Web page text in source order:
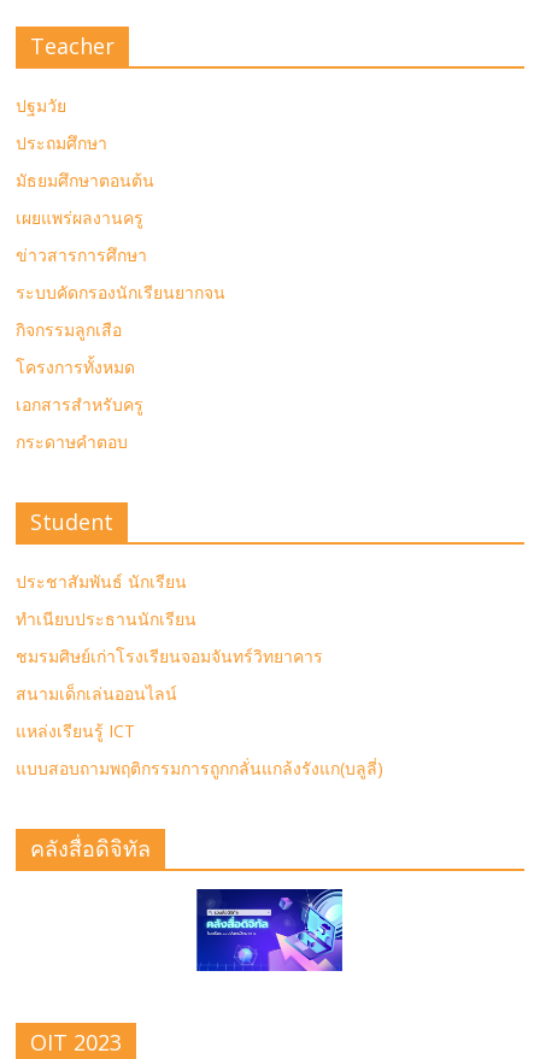
Teacher
ปฐมวัย
ประถมศึกษา
มัธยมศึกษาตอนต้น
เผยแพร่ผลงานครู
ข่าวสารการศึกษา
ระบบคัดกรองนักเรียนยากจน
กิจกรรมลูกเสือ
โครงการทั้งหมด
เอกสารสำหรับครู
กระดาษคำตอบ
Student
ประชาสัมพันธ์ นักเรียน
ทำเนียบประธานนักเรียน
ชมรมศิษย์เก่าโรงเรียนจอมจันทร์วิทยาคาร
สนามเด็กเล่นออนไลน์
แหล่งเรียนรู้ ICT
แบบสอบถามพฤติกรรมการถูกกลั่นแกล้งรังแก(บลูลี่)
คลังสื่อดิจิทัล
OIT 2023